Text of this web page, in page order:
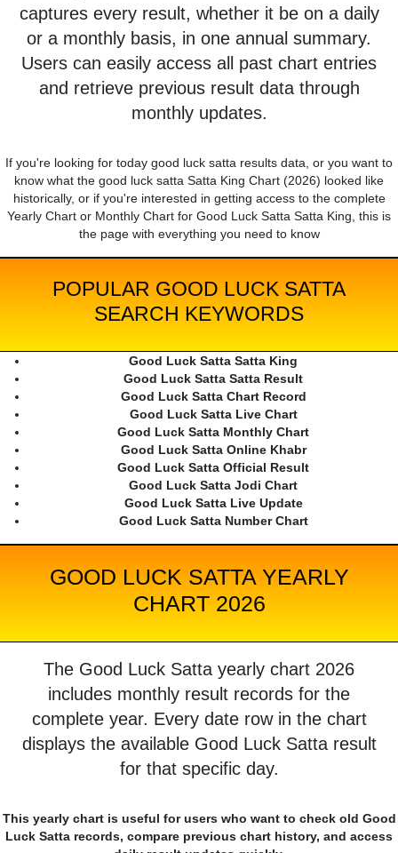
captures every result, whether it be on a daily
or a monthly basis, in one annual summary.
Users can easily access all past chart entries
and retrieve previous result data through
monthly updates.
If you're looking for today good luck satta results data, or you want to
know what the good luck satta Satta King Chart (2026) looked like
historically, or if you're interested in getting access to the complete
Yearly Chart or Monthly Chart for Good Luck Satta Satta King, this is
the page with everything you need to know
POPULAR GOOD LUCK SATTA
SEARCH KEYWORDS
Good Luck Satta Satta King
Good Luck Satta Satta Result
Good Luck Satta Chart Record
Good Luck Satta Live Chart
Good Luck Satta Monthly Chart
Good Luck Satta Online Khabr
Good Luck Satta Official Result
Good Luck Satta Jodi Chart
Good Luck Satta Live Update
Good Luck Satta Number Chart
GOOD LUCK SATTA YEARLY
CHART 2026
The Good Luck Satta yearly chart 2026
includes monthly result records for the
complete year. Every date row in the chart
displays the available Good Luck Satta result
for that specific day.
This yearly chart is useful for users who want to check old Good
Luck Satta records, compare previous chart history, and access